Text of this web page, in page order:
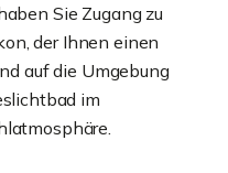
Sie Zugang zu
der Ihnen einen
auf die Umgebung
im